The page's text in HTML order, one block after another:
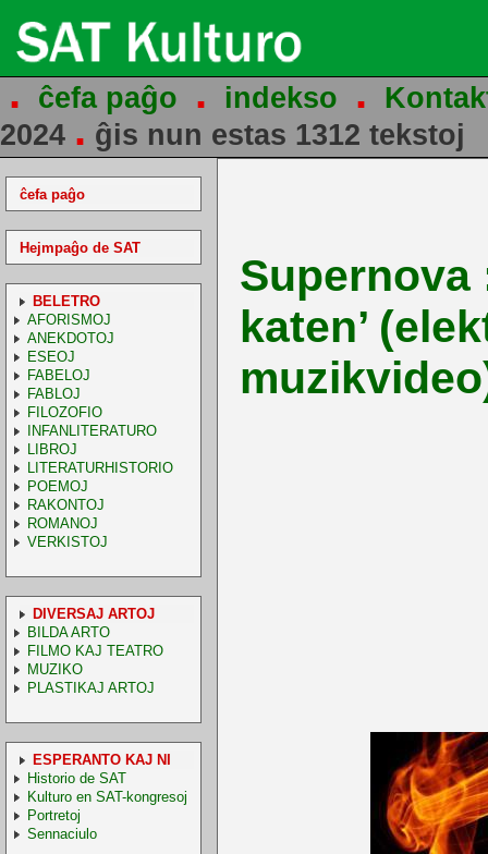
. ĉefa paĝo . indekso .
2024 . ĝis nun estas 1312 tekstoj
ĉefa paĝo
Hejmpaĝo de SAT
BELETRO
AFORISMOJ
ANEKDOTOJ
ESEOJ
FABELOJ
FABLOJ
FILOZOFIO
INFANLITERATURO
LIBROJ
LITERATURHISTORIO
POEMOJ
RAKONTOJ
ROMANOJ
VERKISTOJ
DIVERSAJ ARTOJ
BILDA ARTO
FILMO KAJ TEATRO
MUZIKO
PLASTIKAJ ARTOJ
ESPERANTO KAJ NI
Historio de SAT
Kulturo en SAT-kongresoj
Portretoj
Sennaciulo
Supernova
katen’